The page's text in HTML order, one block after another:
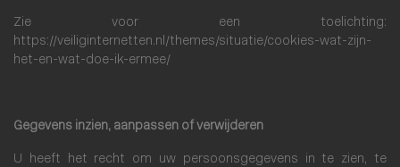
Zie voor een toelichting:
https://veiliginternetten.nl/themes/situatie/cookies-wat-zijn-
het-en-wat-doe-ik-ermee/
Gegevens inzien, aanpassen of verwijderen
U heeft het recht om uw persoonsgegevens in te zien, te